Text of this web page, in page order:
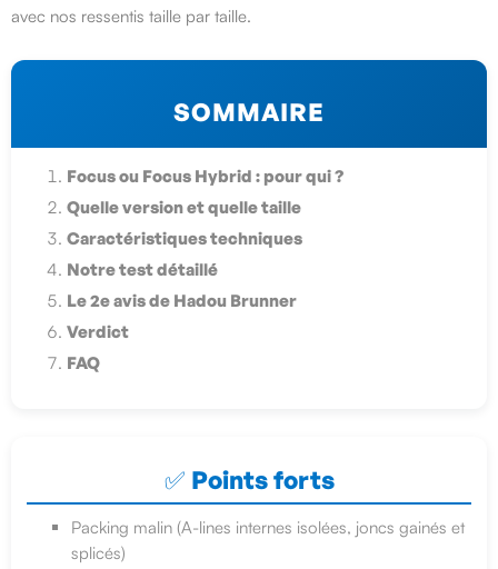
avec nos ressentis taille par taille.
SOMMAIRE
Focus ou Focus Hybrid : pour qui ?
Quelle version et quelle taille
Caractéristiques techniques
Notre test détaillé
Le 2e avis de Hadou Brunner
Verdict
FAQ
✅ Points forts
Packing malin (A-lines internes isolées, joncs gainés et
splicés)